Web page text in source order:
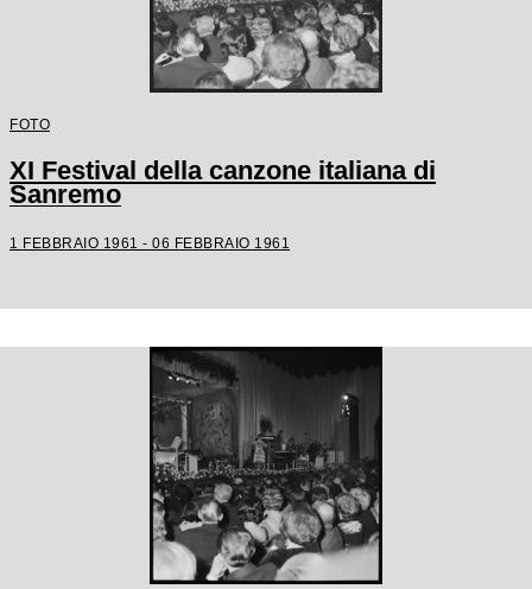
FOTO
XI Festival della canzone italiana di
Sanremo
1 FEBBRAIO 1961 - 06 FEBBRAIO 1961